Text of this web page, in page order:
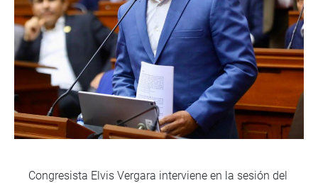
Congresista Elvis Vergara interviene en la sesión del